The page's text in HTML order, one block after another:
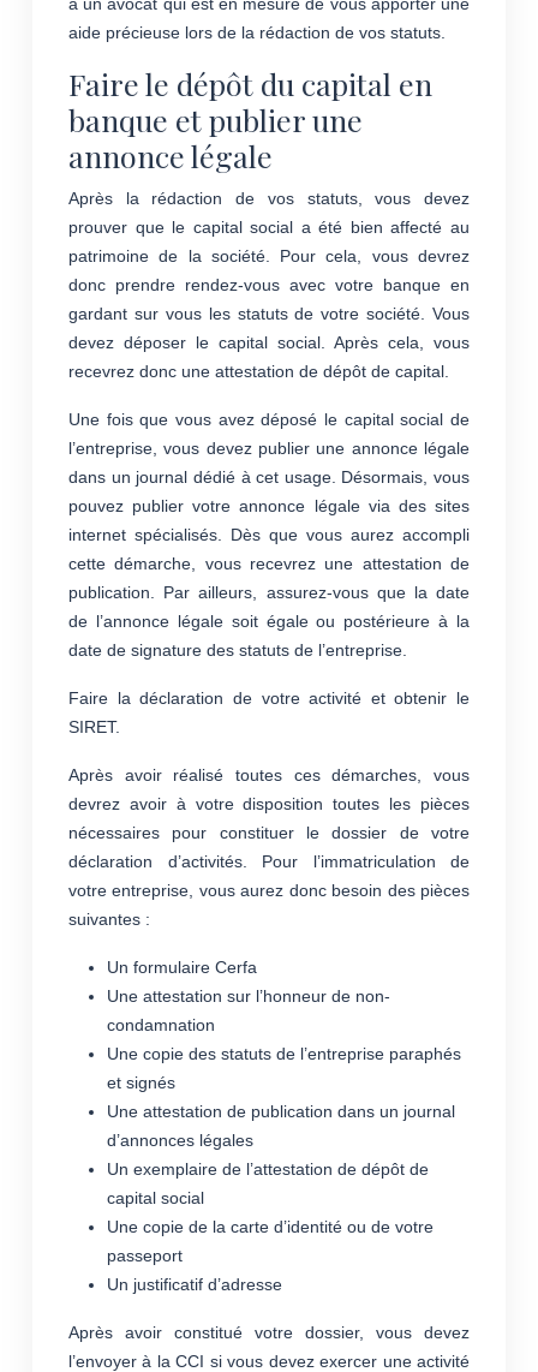
aide précieuse lors de la rédaction de vos statuts.
Faire le dépôt du capital en
banque et publier une
annonce légale
Après la rédaction de vos statuts, vous devez
prouver que le capital social a été bien affecté au
patrimoine de la société. Pour cela, vous devrez
donc prendre rendez-vous avec votre banque en
gardant sur vous les statuts de votre société. Vous
devez déposer le capital social. Après cela, vous
recevrez donc une attestation de dépôt de capital.
Une fois que vous avez déposé le capital social de
l’entreprise, vous devez publier une annonce légale
dans un journal dédié à cet usage. Désormais, vous
pouvez publier votre annonce légale via des sites
internet spécialisés. Dès que vous aurez accompli
cette démarche, vous recevrez une attestation de
publication. Par ailleurs, assurez-vous que la date
de l’annonce légale soit égale ou postérieure à la
date de signature des statuts de l’entreprise.
Faire la déclaration de votre activité et obtenir le
SIRET.
Après avoir réalisé toutes ces démarches, vous
devrez avoir à votre disposition toutes les pièces
nécessaires pour constituer le dossier de votre
déclaration d’activités. Pour l’immatriculation de
votre entreprise, vous aurez donc besoin des pièces
suivantes :
Un formulaire Cerfa
Une attestation sur l’honneur de non-
condamnation
Une copie des statuts de l’entreprise paraphés
et signés
Une attestation de publication dans un journal
d’annonces légales
Un exemplaire de l’attestation de dépôt de
capital social
Une copie de la carte d’identité ou de votre
passeport
Un justificatif d’adresse
Après avoir constitué votre dossier, vous devez
l’envoyer à la CCI si vous devez exercer une activité